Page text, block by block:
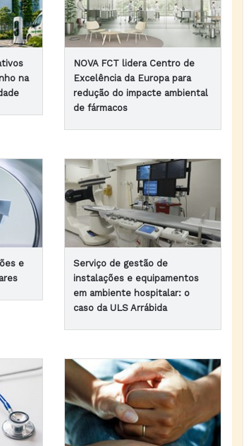
na
NOVA FCT lidera Centro de
Excelência da Europa para
redução do impacte ambiental
de fármacos
e
Serviço de gestão de
instalações e equipamentos
em ambiente hospitalar: o
caso da ULS Arrábida